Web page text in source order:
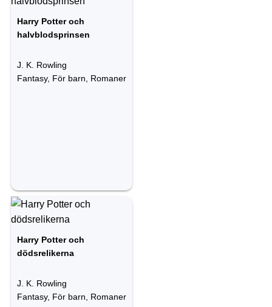
Harry Potter och
halvblodsprinsen
J. K. Rowling
Fantasy, För barn, Romaner
Harry Potter och
dödsrelikerna
J. K. Rowling
Fantasy, För barn, Romaner